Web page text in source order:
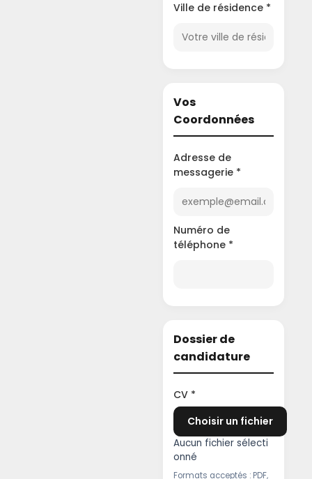
Ville de résidence *
Vos
Coordonnées
Adresse de
messagerie *
Numéro de
téléphone *
Dossier de
candidature
CV *
Choisir un fichier
Aucun fichier sélecti
onné
Formats acceptés : PDF,